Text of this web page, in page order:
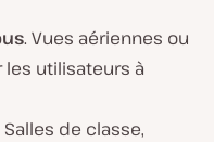
. Vues aériennes ou
utilisateurs à
Salles de classe,